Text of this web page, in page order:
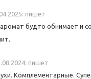
пишет
будто обнимает и
пишет
Комплементарные.